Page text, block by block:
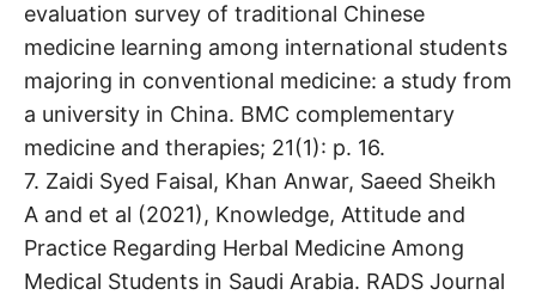
evaluation survey of traditional Chinese
medicine learning among international students
majoring in conventional medicine: a study from
a university in China. BMC complementary
medicine and therapies; 21(1): p. 16.
7. Zaidi Syed Faisal, Khan Anwar, Saeed Sheikh
A and et al (2021), Knowledge, Attitude and
Practice Regarding Herbal Medicine Among
Medical Students in Saudi Arabia. RADS Journal